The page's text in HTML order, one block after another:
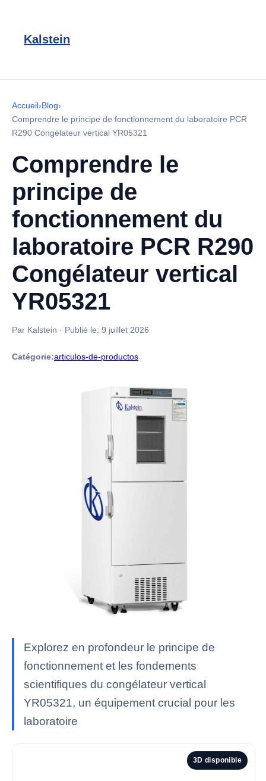
Kalstein
Accueil›Blog›
Comprendre le principe de fonctionnement du laboratoire PCR
R290 Congélateur vertical YR05321
Comprendre le
principe de
fonctionnement du
laboratoire PCR R290
Congélateur vertical
YR05321
Par Kalstein · Publié le: 9 juillet 2026
Catégorie:articulos-de-productos
Explorez en profondeur le principe de
fonctionnement et les fondements
scientifiques du congélateur vertical
YR05321, un équipement crucial pour les
laboratoire
3D disponible